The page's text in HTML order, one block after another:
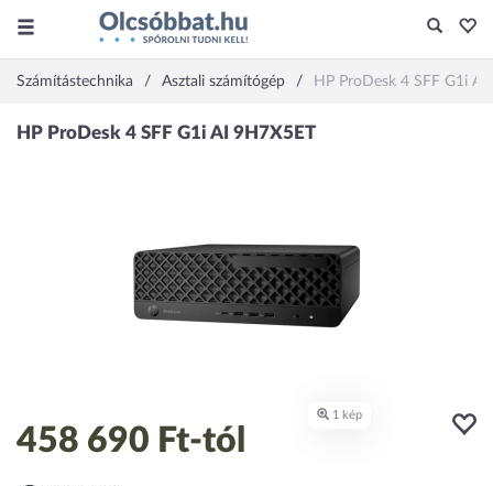
Számítástechnika Asztali számítógép HP ProDesk 4 SFF G1i AI
458 690 Ft-tól